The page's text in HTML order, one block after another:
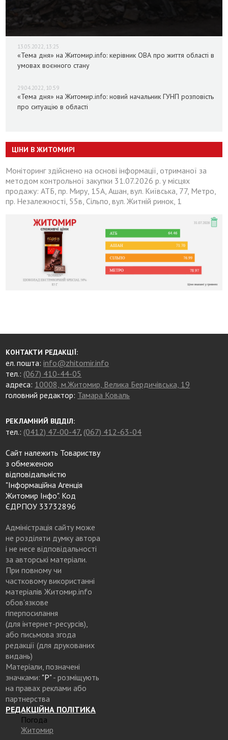
13.05.2022, 13:25
«Тема дня» на Житомир.info: керівник ОВА про життя області в
умовах воєнного стану
29.04.2022, 10:59
«Тема дня» на Житомир.info: новий начальник ГУНП розповість
про ситуацію в області
ЦІНИ В ЖИТОМИРІ
Моніторинг здійснено на основі інформації, отриманої за
методом контрольної закупки 31.07.2026 р. у місцях
продажу: АТБ, пр. Миру, 15А, Ашан, вул. Київська, 77, Метро,
пр. Незалежності, 55в, Сільпо, вул. Житній ринок, 1
КОНТАКТИ РЕДАКЦІЇ:
ел. пошта:info@zhitomir.info
тел.: (067) 410-44-05
адреса: 10008, м.Житомир, Велика Бердичівська, 19
головний редактор: Тамара Коваль
РЕКЛАМНИЙ ВІДДІЛ:
тел.: (0412) 47-00-47, (067) 412-63-04
Сайт належить Товариству
з обмеженою
відповідальністю
"Інформаційна Агенція
Житомир Інфо". Код
ЄДРПОУ 33732896
Адміністрація сайту може
не розділяти думку автора
і не несе відповідальності
за авторські матеріали.
При повному чи
частковому використанні
матеріалів Житомир.info
обов’язкове
гіперпосилання
(для інтернет-ресурсів),
або письмова згода
редакції (для друкованих
видань)
Матеріали, позначені
значками: "Р"- розміщують
на правах реклами або
партнерства
РЕДАКЦІЙНА ПОЛІТИКА
Погода
Житомир